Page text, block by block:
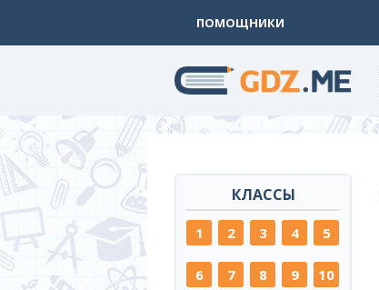
ПОМОЩНИКИ
КЛАССЫ
1 2 3 4 5
6 7 8 9 10